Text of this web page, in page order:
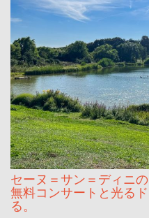
セーヌ＝サン＝ディニ
無料コンサートと光る
る。